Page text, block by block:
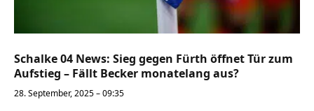
Schalke 04 News: Sieg gegen Fürth öffnet Tür zum
Aufstieg – Fällt Becker monatelang aus?
28. September, 2025 – 09:35